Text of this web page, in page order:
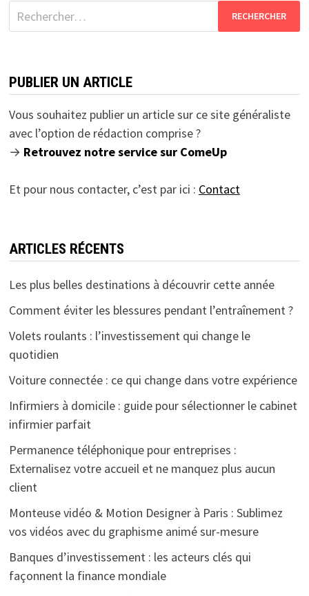
Rechercher :
PUBLIER UN ARTICLE
Vous souhaitez publier un article sur ce site généraliste
avec l’option de rédaction comprise ?
→ Retrouvez notre service sur ComeUp
Et pour nous contacter, c’est par ici : Contact
ARTICLES RÉCENTS
Les plus belles destinations à découvrir cette année
Comment éviter les blessures pendant l’entraînement ?
Volets roulants : l’investissement qui change le
quotidien
Voiture connectée : ce qui change dans votre expérience
Infirmiers à domicile : guide pour sélectionner le cabinet
infirmier parfait
Permanence téléphonique pour entreprises :
Externalisez votre accueil et ne manquez plus aucun
client
Monteuse vidéo & Motion Designer à Paris : Sublimez
vos vidéos avec du graphisme animé sur-mesure
Banques d’investissement : les acteurs clés qui
façonnent la finance mondiale